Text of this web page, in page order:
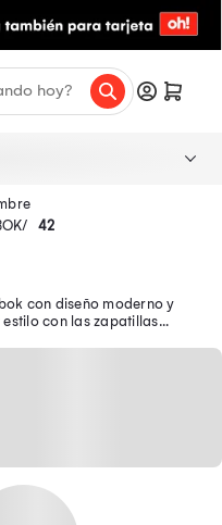
42
con diseño moderno y
con las zapatillas